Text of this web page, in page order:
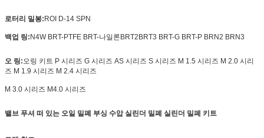
로터리 밀봉:ROI D-14 SPN
백업 링:N4W BRT-PTFE BRT-나일론BRT2BRT3 BRT-G BRT-P BRN2 BRN3
오 링:오링 키트 P 시리즈 G 시리즈 AS 시리즈 S 시리즈 M 1.5 시리즈 M 2.0 시리
즈 M 1.9 시리즈 M 2.4 시리즈
M 3.0 시리즈 M4.0 시리즈
밸브 푸셔 떠 있는 오일 밀폐 부싱 수압 실린더 밀폐 실린더 밀폐 키트